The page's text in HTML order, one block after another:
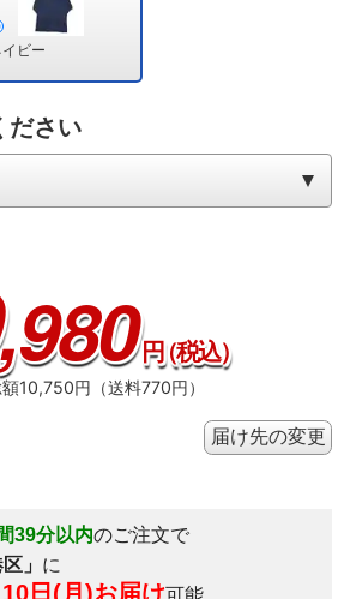
イビー
ださい
,980円（税込）
10,750円（送料770円）
39分以内のご注文で
」 に
日(月)お届け可能
届け先の変更